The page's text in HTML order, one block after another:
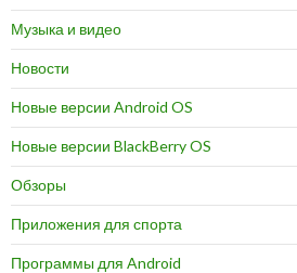
Музыка и видео
Новости
Новые версии Android OS
Новые версии BlackBerry OS
Обзоры
Приложения для спорта
Программы для Android